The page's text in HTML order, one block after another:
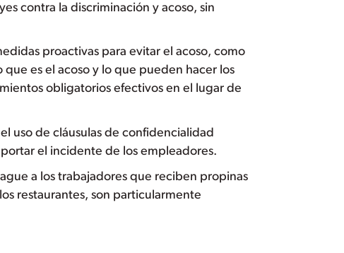
contra la discriminación y acoso, sin
proactivas para evitar el acoso, como
es el acoso y lo que pueden hacer los
obligatorios efectivos en el lugar de
uso de cláusulas de confidencialidad
el incidente de los empleadores.
a los trabajadores que reciben propinas
restaurantes, son particularmente